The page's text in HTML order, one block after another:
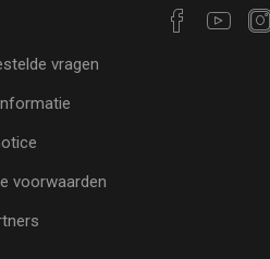
vragen
voorwaarden